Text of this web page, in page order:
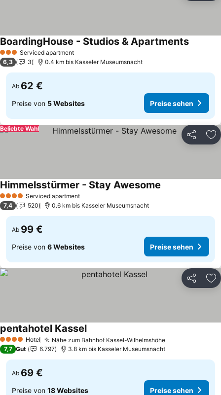
3 SterneServiced apartment
BoardingHouse - Studios & Apartments
6,3 3 0.4 km bis Kasseler Museumsnacht
Ab 62 €
Preise von 5 Websites Preise sehen
Teilen
Beliebte Wahl
4 Sterne Serviced apartment
Himmelsstürmer - Stay Awesome
7,4 520 0.6 km bis Kasseler Museumsnacht
Ab 99 €
Preise von 6 Websites Preise sehen
Teilen
4 Sterne Hotel Nähe zum Bahnhof Kassel-Wilhelmshöhe
pentahotel Kassel
7,7 Gut 6.797 3.8 km bis Kasseler Museumsnacht
Ab 69 €
Preise von 18 Websites Preise sehen